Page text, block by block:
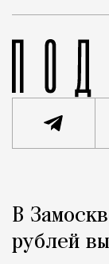
Город
В
рублей